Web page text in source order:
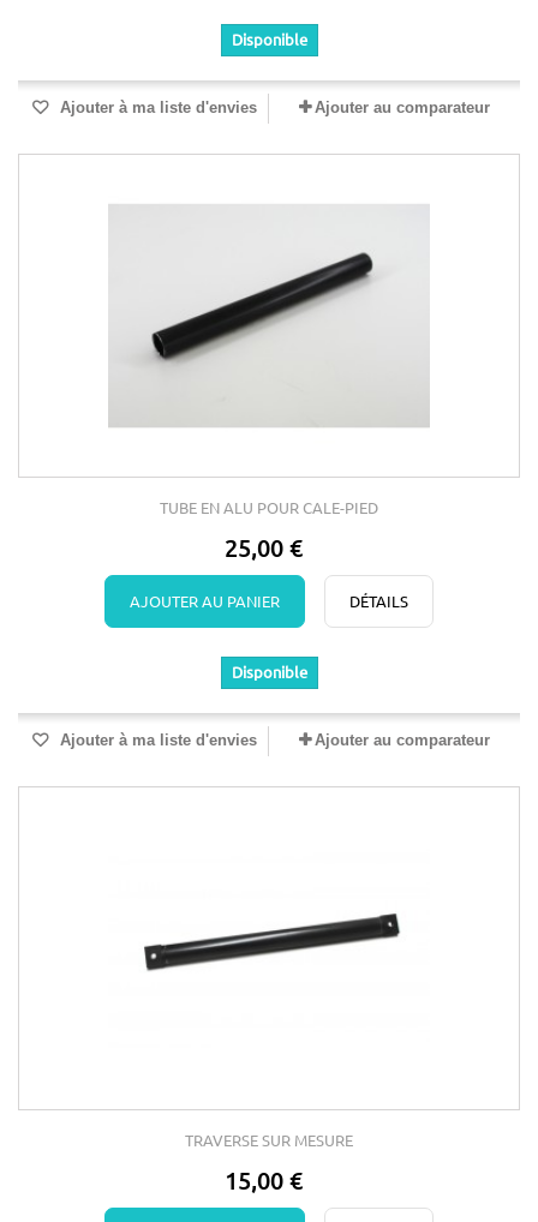
Disponible
Ajouter à ma liste d'envies Ajouter au comparateur
TUBE EN ALU POUR CALE-PIED
25,00 €
AJOUTER AU PANIER DÉTAILS
Disponible
Ajouter à ma liste d'envies Ajouter au comparateur
TRAVERSE SUR MESURE
15,00 €